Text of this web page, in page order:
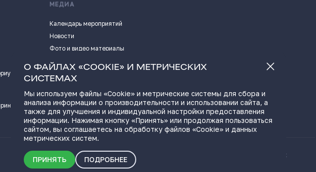
- 63
МЕДИА
Календарь мероприятий
Новости
Фото и видео материалы
Истории успеха
ПОЛЕЗНЫЕ ССЫЛКИ
Скачать информационные материалы
о Самарской области
Политика о персональных
О ФАЙЛАХ «COOKIE» И МЕТРИЧЕСКИХ
СИСТЕМАХ
Мы используем файлы «Cookie» и метрические системы для сбора и
анализа информации о производительности и использовании сайта, а
также для улучшения и индивидуальной настройки предоставления
информации. Нажимая кнопку «Принять» или продолжая пользоваться
сайтом, вы соглашаетесь на обработку файлов «Cookie» и данных
метрических систем.
ПРИНЯТЬ ПОДРОБНЕЕ